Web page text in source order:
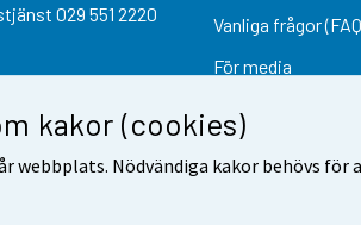
kakor (cookies)
webbplats. Nödvändiga kakor behövs
029 551 2220
Vanliga frågor
För media